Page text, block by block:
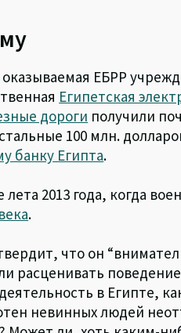
ЕБРР
Египетская
дороги получили
100 млн.
банку Египта.
2013 года, когда
.
что он
расценивать
в Египте,
невинных людей